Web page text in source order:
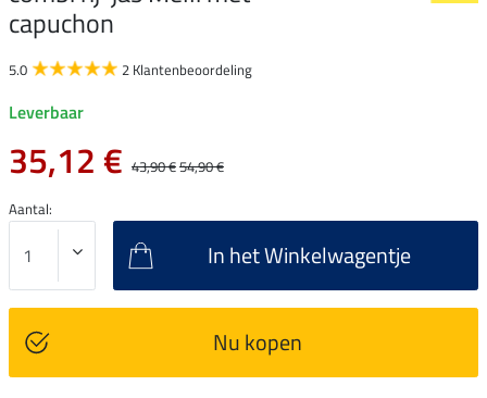
capuchon
5.0 2 Klantenbeoordeling
Leverbaar
35,12 € 43,90 €54,90 €
Aantal:
In het Winkelwagentje
Nu kopen